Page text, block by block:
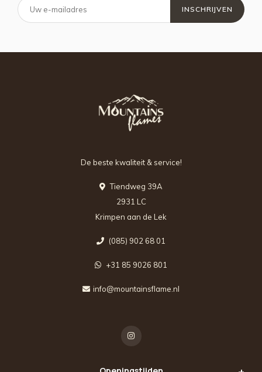
INSCHRIJVEN
De beste kwaliteit & service!
Tiendweg 39A
2931 LC
Krimpen aan de Lek
(085) 902 68 01
+31 85 9026 801
info@mountainsflame.nl